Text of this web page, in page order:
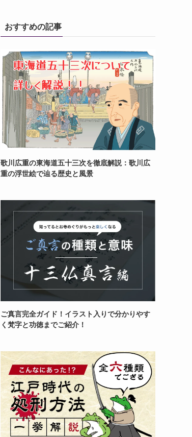
おすすめの記事
歌川広重の東海道五十三次を徹底解説：歌川広
重の浮世絵で辿る歴史と風景
ご真言完全ガイド！イラスト入りで分かりやす
く梵字と功徳までご紹介！